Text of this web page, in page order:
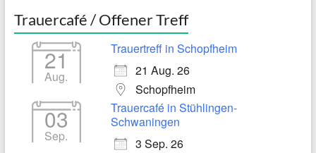
Trauercafé / Offener Treff
21
Aug.
Trauertreff in Schopfheim
21 Aug. 26
Schopfheim
03
Sep.
Trauercafé in Stühlingen-
Schwaningen
3 Sep. 26